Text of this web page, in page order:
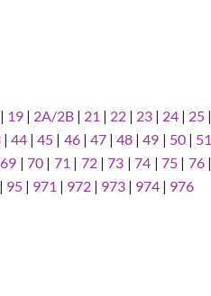
19| 2A/2B| 21 | 22| 23 | 24 | 25 |
|44 |45 | 46| 47|48 |49 | 50| 51
69 |70 | 71 | 72|73 |74 |75 | 76|
| 95 | 971 | 972 | 973 | 974 | 976